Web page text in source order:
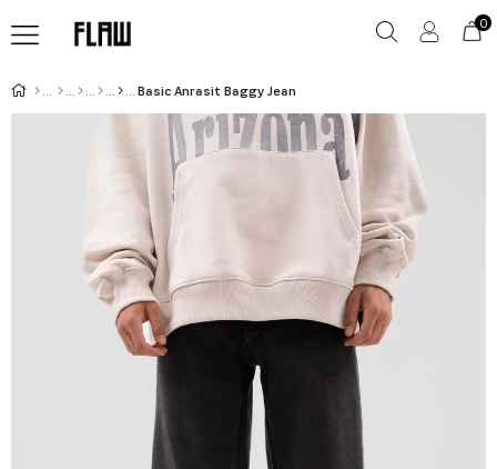
0
Basic Anrasit Baggy Jean